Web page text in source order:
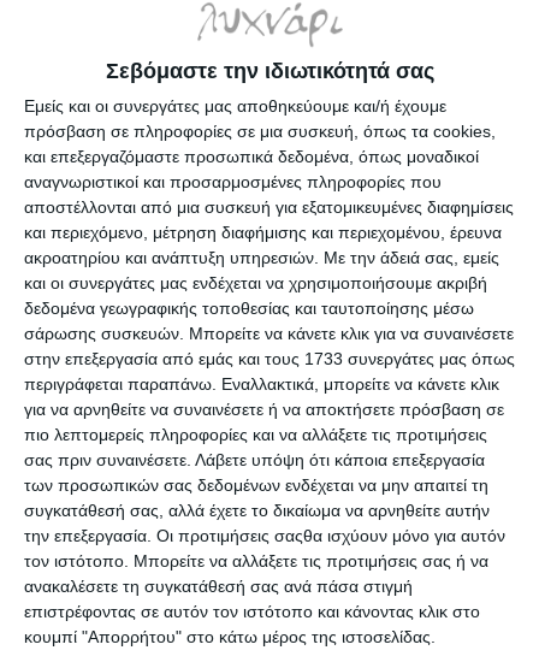
Σεβόμαστε την ιδιωτικότητά σας
Εμείς και οι συνεργάτες μας αποθηκεύουμε και/ή έχουμε
πρόσβαση σε πληροφορίες σε μια συσκευή, όπως τα cookies,
και επεξεργαζόμαστε προσωπικά δεδομένα, όπως μοναδικοί
αναγνωριστικοί και προσαρμοσμένες πληροφορίες που
αποστέλλονται από μια συσκευή για εξατομικευμένες διαφημίσεις
και περιεχόμενο, μέτρηση διαφήμισης και περιεχομένου, έρευνα
ακροατηρίου και ανάπτυξη υπηρεσιών. Με την άδειά σας, εμείς
και οι συνεργάτες μας ενδέχεται να χρησιμοποιήσουμε ακριβή
δεδομένα γεωγραφικής τοποθεσίας και ταυτοποίησης μέσω
σάρωσης συσκευών. Μπορείτε να κάνετε κλικ για να συναινέσετε
στην επεξεργασία από εμάς και τους 1733 συνεργάτες μας όπως
περιγράφεται παραπάνω. Εναλλακτικά, μπορείτε να κάνετε κλικ
για να αρνηθείτε να συναινέσετε ή να αποκτήσετε πρόσβαση σε
πιο λεπτομερείς πληροφορίες και να αλλάξετε τις προτιμήσεις
σας πριν συναινέσετε. Λάβετε υπόψη ότι κάποια επεξεργασία
των προσωπικών σας δεδομένων ενδέχεται να μην απαιτεί τη
συγκατάθεσή σας, αλλά έχετε το δικαίωμα να αρνηθείτε αυτήν
την επεξεργασία. Οι προτιμήσεις σαςθα ισχύουν μόνο για αυτόν
τον ιστότοπο. Μπορείτε να αλλάξετε τις προτιμήσεις σας ή να
ανακαλέσετε τη συγκατάθεσή σας ανά πάσα στιγμή
επιστρέφοντας σε αυτόν τον ιστότοπο και κάνοντας κλικ στο
κουμπί "Απορρήτου" στο κάτω μέρος της ιστοσελίδας.
Αντιγνώση: τα δεκανίκια
του καπιταλισμού
Κατόπιν παραγγελίας
14,50€
Κατηγορίες
Κατασκευαστές